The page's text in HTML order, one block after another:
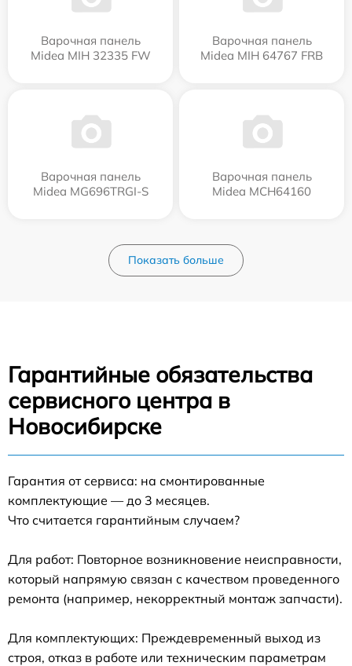
Варочная панель
Midea MIH 32335 FW
Варочная панель
Midea MIH 64767 FRB
Варочная панель
Midea MG696TRGI-S
Варочная панель
Midea MCH64160
Показать больше
Гарантийные обязательства
сервисного центра в
Новосибирске
Гарантия от сервиса: на смонтированные
комплектующие — до 3 месяцев.
Что считается гарантийным случаем?
Для работ: Повторное возникновение неисправности,
который напрямую связан с качеством проведенного
ремонта (например, некорректный монтаж запчасти).
Для комплектующих: Преждевременный выход из
строя, отказ в работе или техническим параметрам